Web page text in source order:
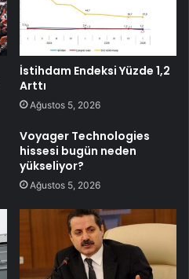
İstihdam Endeksi Yüzde 1,2
Arttı
Ağustos 5, 2026
Voyager Technologies
hissesi bugün neden
yükseliyor?
Ağustos 5, 2026